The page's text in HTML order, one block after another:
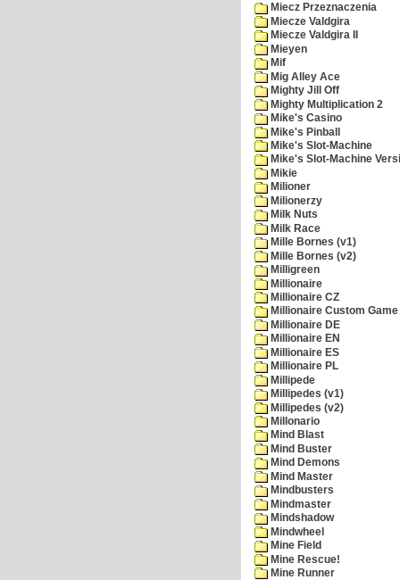
Miecz Przeznaczenia
Miecze Valdgira
Miecze Valdgira II
Mieyen
Mif
Mig Alley Ace
Mighty Jill Off
Mighty Multiplication 2
Mike's Casino
Mike's Pinball
Mike's Slot-Machine
Mike's Slot-Machine
Mikie
Milioner
Milionerzy
Milk Nuts
Milk Race
Mille Bornes (v1)
Mille Bornes (v2)
Milligreen
Millionaire
Millionaire CZ
Millionaire Custom
Millionaire DE
Millionaire EN
Millionaire ES
Millionaire PL
Millipede
Millipedes (v1)
Millipedes (v2)
Millonario
Mind Blast
Mind Buster
Mind Demons
Mind Master
Mindbusters
Mindmaster
Mindshadow
Mindwheel
Mine Field
Mine Rescue!
Mine Runner